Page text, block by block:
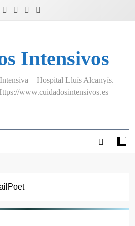
Intensivos
– Hospital Lluís Alcanyís.
www.cuidadosintensivos.es